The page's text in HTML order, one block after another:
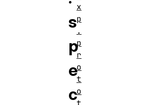
s
p
e
c
x
p
.
p
r
o
t
o